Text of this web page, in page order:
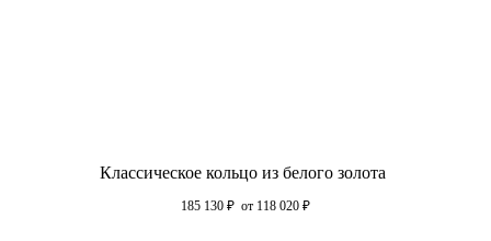
Классическое кольцо из белого золота
185 130 ₽ от 118 020 ₽